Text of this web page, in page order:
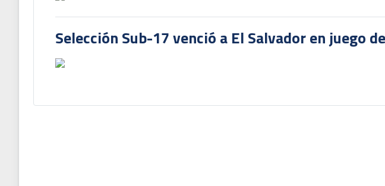
Selección Sub-17 venció a El Salvador en juego